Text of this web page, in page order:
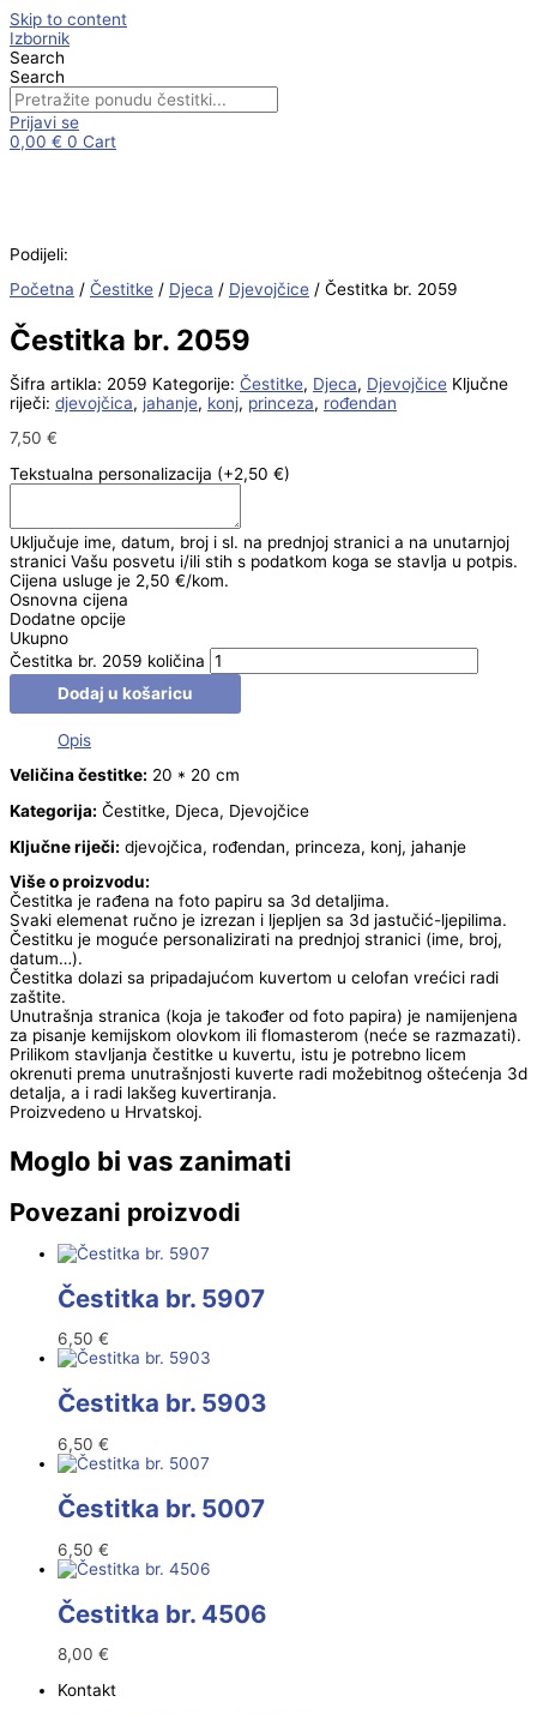
Skip to content
Izbornik
Search
Search
Prijavi se
0,00 € 0 Cart
Podijeli:
Početna / Čestitke / Djeca / Djevojčice / Čestitka br. 2059
Čestitka br. 2059
Šifra artikla: 2059 Kategorije: Čestitke, Djeca, Djevojčice Ključne
riječi: djevojčica, jahanje, konj, princeza, rođendan
7,50 €
Tekstualna personalizacija (+2,50 €)
Uključuje ime, datum, broj i sl. na prednjoj stranici a na unutarnjoj
stranici Vašu posvetu i/ili stih s podatkom koga se stavlja u potpis.
Cijena usluge je 2,50 €/kom.
Osnovna cijena
Dodatne opcije
Ukupno
Čestitka br. 2059 količina
Dodaj u košaricu
Opis
Veličina čestitke: 20 * 20 cm
Kategorija: Čestitke, Djeca, Djevojčice
Ključne riječi: djevojčica, rođendan, princeza, konj, jahanje
Više o proizvodu:
Čestitka je rađena na foto papiru sa 3d detaljima.
Svaki elemenat ručno je izrezan i ljepljen sa 3d jastučić-ljepilima.
Čestitku je moguće personalizirati na prednjoj stranici (ime, broj,
datum…).
Čestitka dolazi sa pripadajućom kuvertom u celofan vrećici radi
zaštite.
Unutrašnja stranica (koja je također od foto papira) je namijenjena
za pisanje kemijskom olovkom ili flomasterom (neće se razmazati).
Prilikom stavljanja čestitke u kuvertu, istu je potrebno licem
okrenuti prema unutrašnjosti kuverte radi možebitnog oštećenja 3d
detalja, a i radi lakšeg kuvertiranja.
Proizvedeno u Hrvatskoj.
Moglo bi vas zanimati
Povezani proizvodi
Čestitka br. 5907
6,50 €
Čestitka br. 5903
6,50 €
Čestitka br. 5007
6,50 €
Čestitka br. 4506
8,00 €
Kontakt